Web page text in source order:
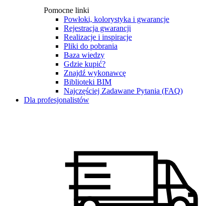
Pomocne linki
Powłoki, kolorystyka i gwarancje
Rejestracja gwarancji
Realizacje i inspiracje
Pliki do pobrania
Baza wiedzy
Gdzie kupić?
Znajdź wykonawcę
Biblioteki BIM
Najczęściej Zadawane Pytania (FAQ)
Dla profesjonalistów